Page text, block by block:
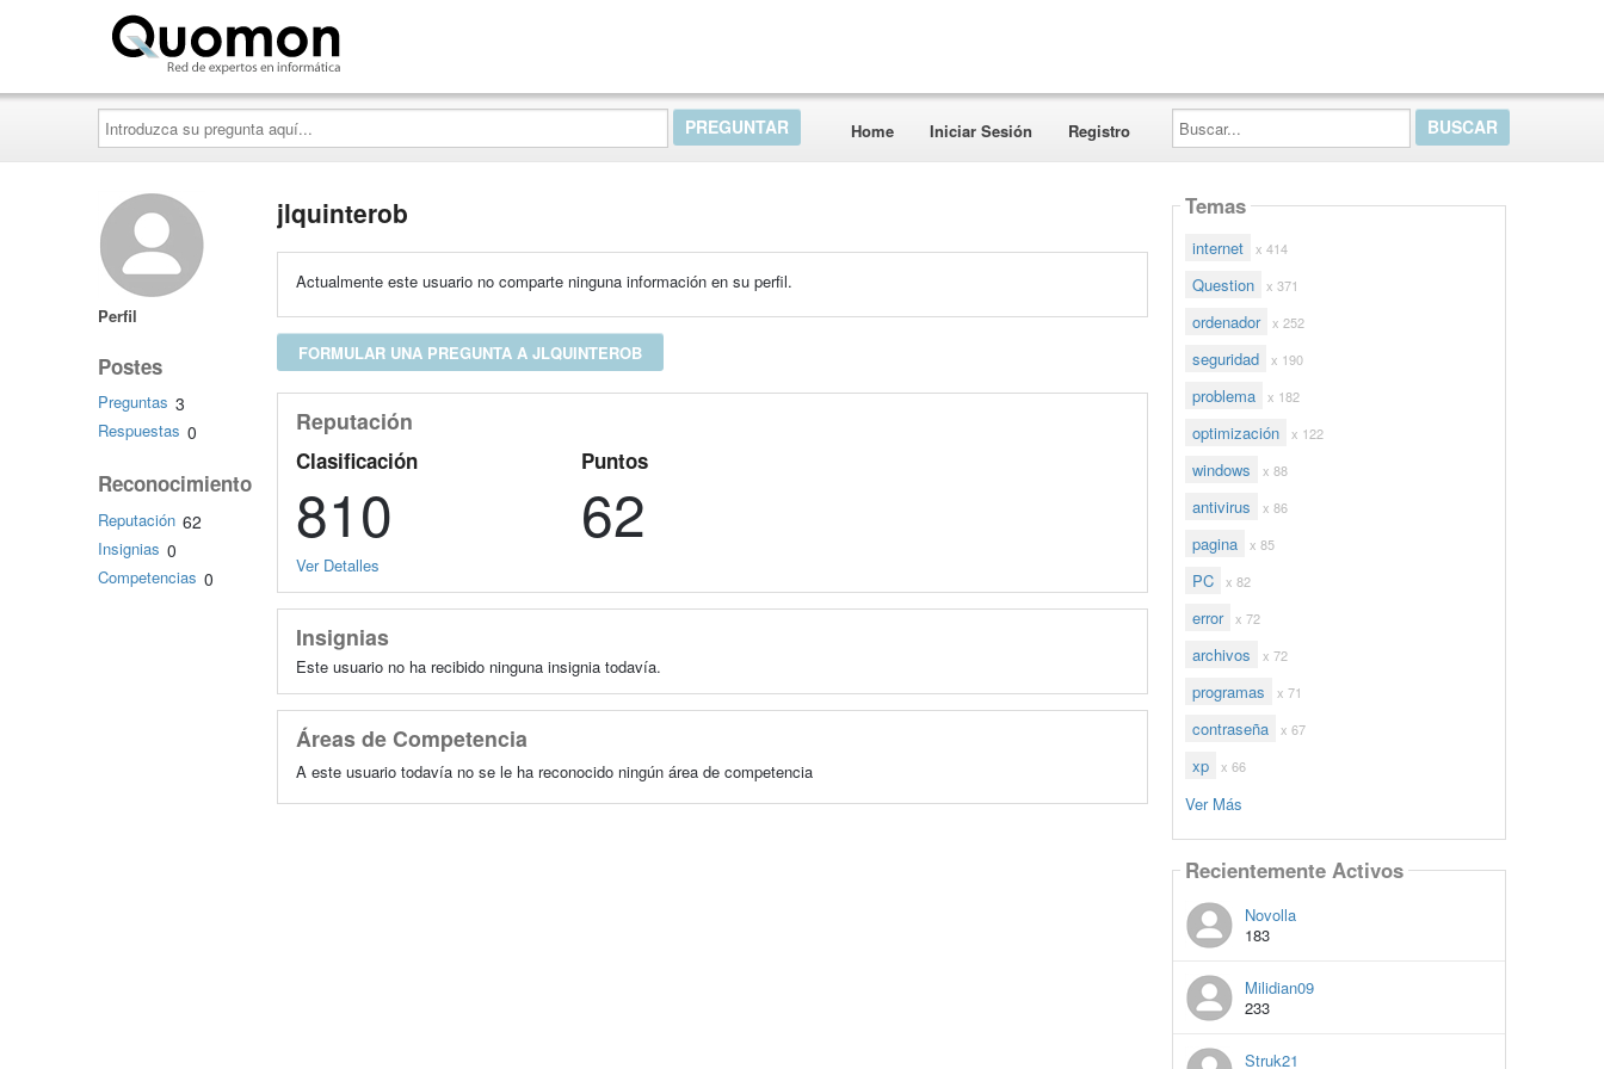
Introduzca
su
pregunta
aquí...
Home Iniciar Sesión Registro
Buscar...
Perfil
Postes
Preguntas 3
Respuestas 0
Reconocimiento
Reputación 62
Insignias 0
Competencias 0
jlquinterob
Actualmente este usuario no comparte ninguna información en su perfil.
FORMULAR UNA PREGUNTA A JLQUINTEROB
Reputación
Clasificación
810
Puntos
62
Ver Detalles
Insignias
Este usuario no ha recibido ninguna insignia todavía.
Áreas de Competencia
A este usuario todavía no se le ha reconocido ningún área de competencia
Temas
internet x 414
Question x 371
ordenador x 252
seguridad x 190
problema x 182
optimización x 122
windows x 88
antivirus x 86
pagina x 85
PC x 82
error x 72
archivos x 72
programas x 71
contraseña x 67
xp x 66
Ver Más
Recientemente Activos
Novolla
183
Milidian09
233
Struk21